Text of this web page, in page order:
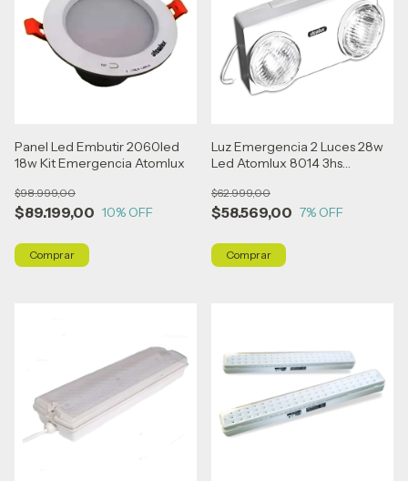
Panel Led Embutir 2060led
18w Kit Emergencia Atomlux
$89.199,00
$98.999,00
10% OFF
Luz Emergencia 2 Luces 28w
Led Atomlux 8014 3hs
$58.569,00
$62.999,00
7% OFF